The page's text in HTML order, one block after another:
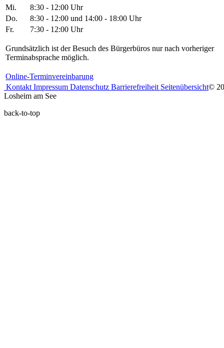
Mi.
8:30 - 12:00 Uhr
Do.
8:30 - 12:00 und 14:00 - 18:00 Uhr
Fr.
7:30 - 12:00 Uhr
Grundsätzlich ist der Besuch des Bürgerbüros nur nach vorheriger
Terminabsprache möglich.
Online-Terminvereinbarung
Kontakt Impressum Datenschutz Barrierefreiheit Seitenübersicht©
Losheim am See
back-to-top